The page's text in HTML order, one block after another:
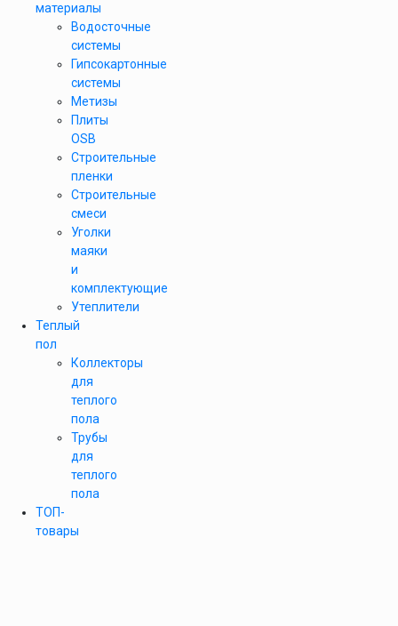
материалы
Водосточные
системы
Гипсокартонные
системы
Метизы
Плиты
OSB
Строительные
пленки
Строительные
смеси
Уголки
маяки
и
комплектующие
Утеплители
Теплый
пол
Коллекторы
для
теплого
пола
Трубы
для
теплого
пола
ТОП-
товары